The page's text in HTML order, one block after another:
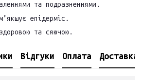
та подразненнями.
епідерміс.
та сяючою.
Відгуки Оплата Доставка